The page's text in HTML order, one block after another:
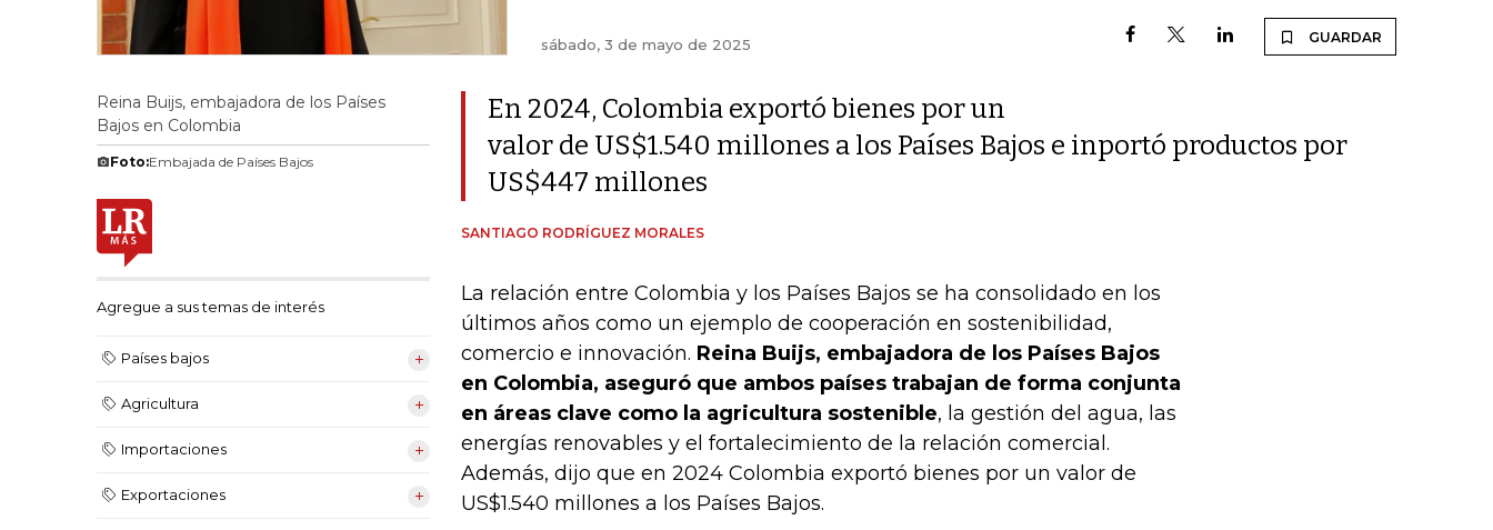
sábado, 3 de mayo de 2025 GUARDAR
Reina Buijs, embajadora de los Países
Bajos en Colombia
Foto:Embajada de Países Bajos
Agregue a sus temas de interés
Países bajos
Agricultura
Importaciones
Exportaciones
En 2024, Colombia exportó bienes por un
valor de US$1.540 millones a los Países Bajos e inportó productos por
US$447 millones
SANTIAGO RODRÍGUEZ MORALES
La relación entre Colombia y los Países Bajos se ha consolidado en los
últimos años como un ejemplo de cooperación en sostenibilidad,
comercio e innovación. Reina Buijs, embajadora de los Países Bajos
en Colombia, aseguró que ambos países trabajan de forma conjunta
en áreas clave como la agricultura sostenible, la gestión del agua, las
energías renovables y el fortalecimiento de la relación comercial.
Además, dijo que en 2024 Colombia exportó bienes por un valor de
US$1.540 millones a los Países Bajos.